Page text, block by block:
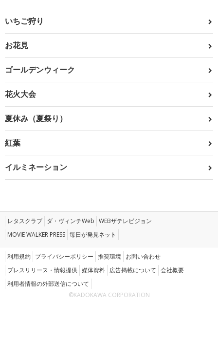
いちご狩り
お花見
ゴールデンウィーク
花火大会
夏休み（夏祭り）
紅葉
イルミネーション
レタスクラブ ダ・ヴィンチWeb WEBザテレビジョン
MOVIE WALKER PRESS 毎日が発見ネット
利用規約 プライバシーポリシー 推奨環境 お問い合わせ
プレスリリース・情報提供 媒体資料 広告掲載について 会社概要
利用者情報の外部送信について
©KADOKAWA CORPORATION